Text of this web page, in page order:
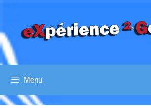
contenu
Menu